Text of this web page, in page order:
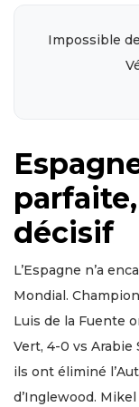
Impossible
décisif
L’Espagne n’a
Mondial.
Luis de la Fuente
Vert, 4-0 vs Arabie
ils ont éliminé
d’Inglewood.